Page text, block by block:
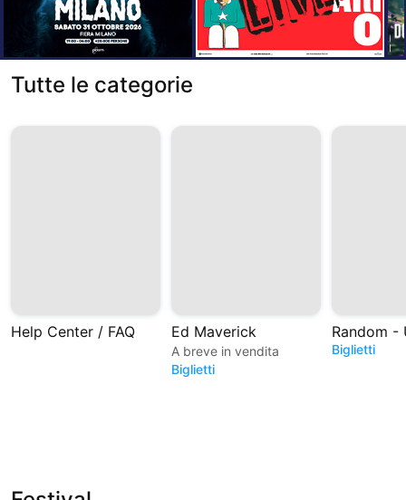
Tutte le categorie
Help Center / FAQ Ed Maverick
A breve in vendita
Biglietti
Biglietti